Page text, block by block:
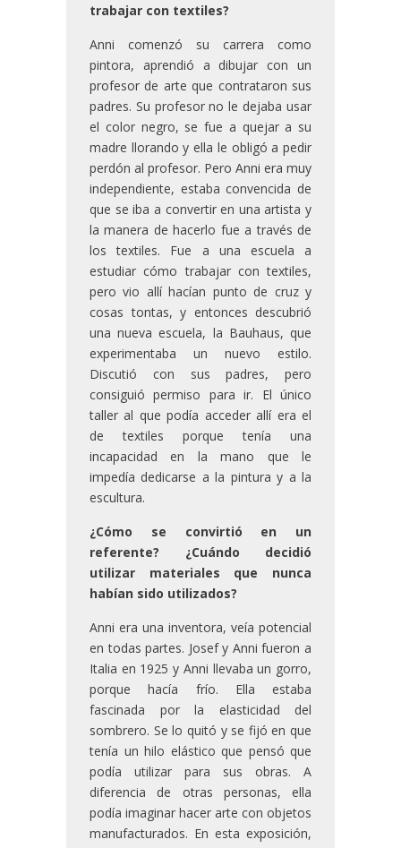
trabajar con textiles?
Anni comenzó su carrera como
pintora, aprendió a dibujar con un
profesor de arte que contrataron sus
padres. Su profesor no le dejaba usar
el color negro, se fue a quejar a su
madre llorando y ella le obligó a pedir
perdón al profesor. Pero Anni era muy
independiente, estaba convencida de
que se iba a convertir en una artista y
la manera de hacerlo fue a través de
los textiles. Fue a una escuela a
estudiar cómo trabajar con textiles,
pero vio allí hacían punto de cruz y
cosas tontas, y entonces descubrió
una nueva escuela, la Bauhaus, que
experimentaba un nuevo estilo.
Discutió con sus padres, pero
consiguió permiso para ir. El único
taller al que podía acceder allí era el
de textiles porque tenía una
incapacidad en la mano que le
impedía dedicarse a la pintura y a la
escultura.
¿Cómo se convirtió en un
referente? ¿Cuándo decidió
utilizar materiales que nunca
habían sido utilizados?
Anni era una inventora, veía potencial
en todas partes. Josef y Anni fueron a
Italia en 1925 y Anni llevaba un gorro,
porque hacía frío. Ella estaba
fascinada por la elasticidad del
sombrero. Se lo quitó y se fijó en que
tenía un hilo elástico que pensó que
podía utilizar para sus obras. A
diferencia de otras personas, ella
podía imaginar hacer arte con objetos
manufacturados. En esta exposición,